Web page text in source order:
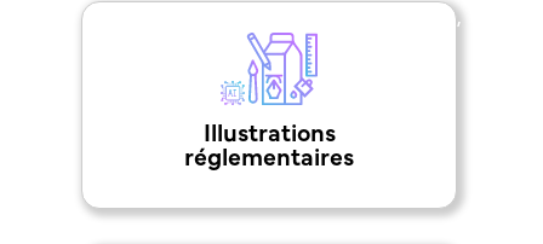
Illustrations
réglementaires
,